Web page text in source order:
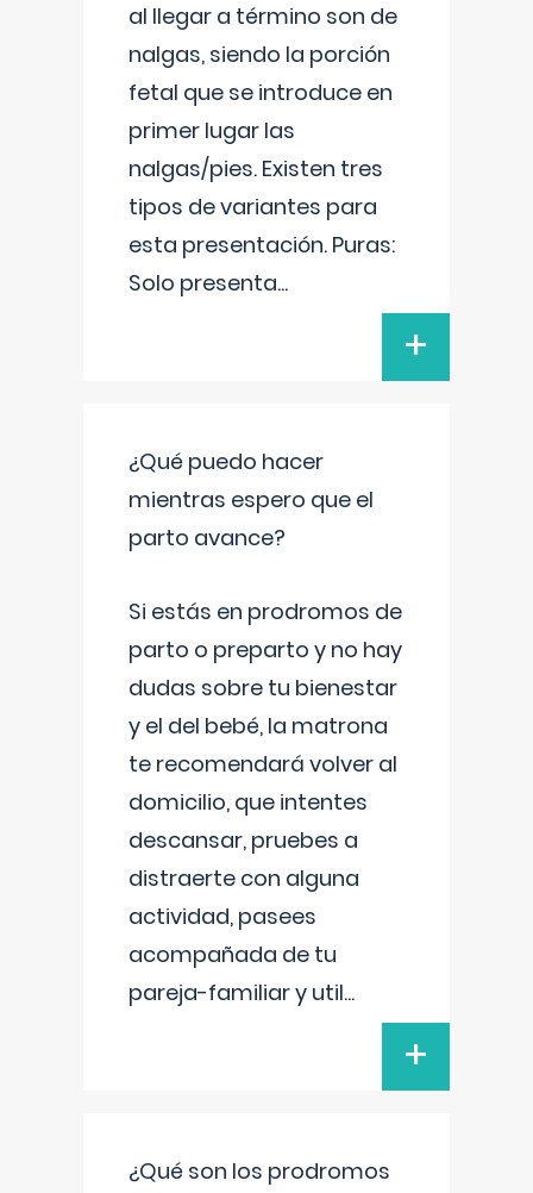
al llegar a término son de
nalgas, siendo la porción
fetal que se introduce en
primer lugar las
nalgas/pies. Existen tres
tipos de variantes para
esta presentación. Puras:
Solo presenta...
+
¿Qué puedo hacer
mientras espero que el
parto avance?
Si estás en prodromos de
parto o preparto y no hay
dudas sobre tu bienestar
y el del bebé, la matrona
te recomendará volver al
domicilio, que intentes
descansar, pruebes a
distraerte con alguna
actividad, pasees
acompañada de tu
pareja-familiar y util...
+
¿Qué son los prodromos